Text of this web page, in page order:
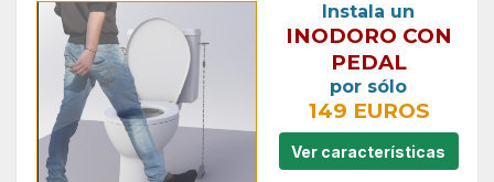
Instala un
INODORO CON
PEDAL
por sólo
149 EUROS
Ver características